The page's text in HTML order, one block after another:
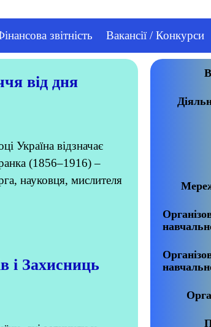
звітність Вакансії / Конкурси
від дня
Україна відзначає
(1856–1916) –
науковця, мислителя
і Захисниць